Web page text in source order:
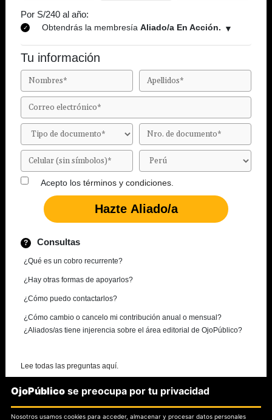
Por S/240 al año:
Obtendrás la membresía Aliado/a En Acción.
Tu información
Acepto los términos y condiciones.
Consultas
¿Qué es un cobro recurrente?
¿Hay otras formas de apoyarlos?
¿Cómo puedo contactarlos?
¿Cómo cambio o cancelo mi contribución anual o mensual?
¿Aliados/as tiene injerencia sobre el área editorial de OjoPúblico?
Lee todas las preguntas aquí.
¿Necesitas más información?
OjoPúblico se preocupa por tu privacidad
Nosotros usamos cookies para acceder, almacenar y procesar datos personales